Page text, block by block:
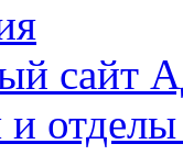
сайт
и